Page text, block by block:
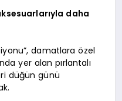
daha
damatlara özel
yer alan pırlantalı
düğün günü